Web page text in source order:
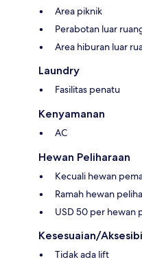
Area piknik
Perabotan luar
Area hiburan luar
Laundry
Fasilitas penatu
Kenyamanan
AC
Hewan Peliharaan
Kecuali hewan
Ramah hewan
USD 50 per hewan
Kesesuaian/
Tidak ada lift